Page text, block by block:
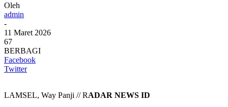
Oleh
admin
-
11 Maret 2026
67
BERBAGI
Facebook
Twitter
LAMSEL, Way Panji // RADAR NEWS ID